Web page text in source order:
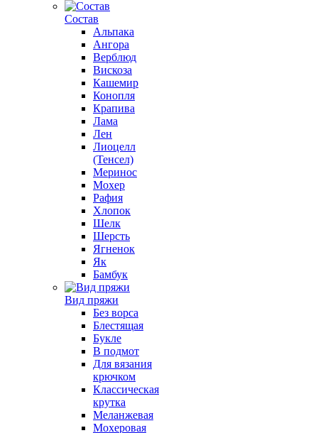
Состав
Альпака
Ангора
Верблюд
Вискоза
Кашемир
Конопля
Крапива
Лама
Лен
Лиоцелл
(Тенсел)
Меринос
Мохер
Рафия
Хлопок
Шелк
Шерсть
Ягненок
Як
Бамбук
Вид пряжи
Без ворса
Блестящая
Букле
В подмот
Для вязания
крючком
Классическая
крутка
Меланжевая
Мохеровая